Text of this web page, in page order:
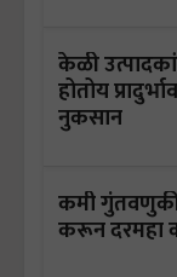
केळी
होतोय
नुकसान
कमी
करून दरमहा